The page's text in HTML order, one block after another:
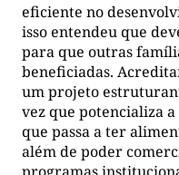
eficiente no
isso entendeu que
para que outras
beneficiadas.
um projeto
vez que potencializa
que passa a ter
além de poder